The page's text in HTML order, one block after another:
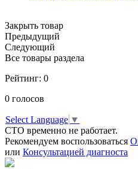
Закрыть товар
Предыдущий
Следующий
Все товары раздела
Рейтинг: 0
0 голосов
Select Language ▼
СТО временно не работает.
Рекомендуем воспользоваться
или Консультацией диагноста